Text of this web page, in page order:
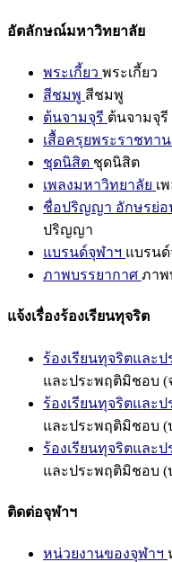
อัตลักษณ์มหาวิทยาลัย
พระเกี้ยว พระเกี้ยว
สีชมพู สีชมพู
ต้นจามจุรี ต้นจามจุรี
เสื้อครุยพระราชทาน
ชุดนิสิต ชุดนิสิต
เพลงมหาวิทยาลัย เ
ชื่อปริญญา อักษรย่
ปริญญา
แบรนด์จุฬาฯ แบรน
ภาพบรรยากาศ ภาพ
แจ้งเรื่องร้องเรียนทุจริต
ร้องเรียนทุจริตและ
และประพฤติมิชอบ (
ร้องเรียนทุจริตและ
และประพฤติมิชอบ (
ร้องเรียนทุจริตและ
และประพฤติมิชอบ (
ติดต่อจุฬาฯ
หน่วยงานของจุฬาฯ